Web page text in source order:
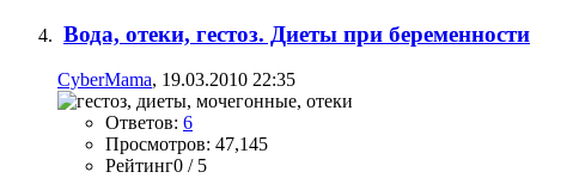
Вода, отеки, гестоз. Диеты при беременности
CyberMama, 19.03.2010 22:35
Ответов: 6
Просмотров: 47,145
Рейтинг0 / 5